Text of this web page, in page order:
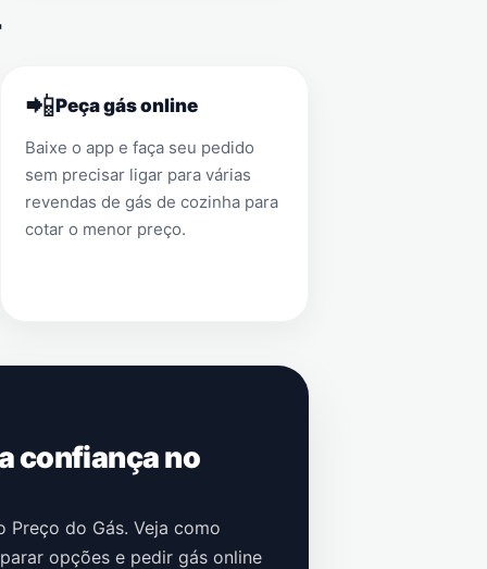
📲Peça gás online
Baixe o app e faça seu pedido
sem precisar ligar para várias
revendas de gás de cozinha para
cotar o menor preço.
confiança no
do Gás. Veja como
opções e pedir gás online